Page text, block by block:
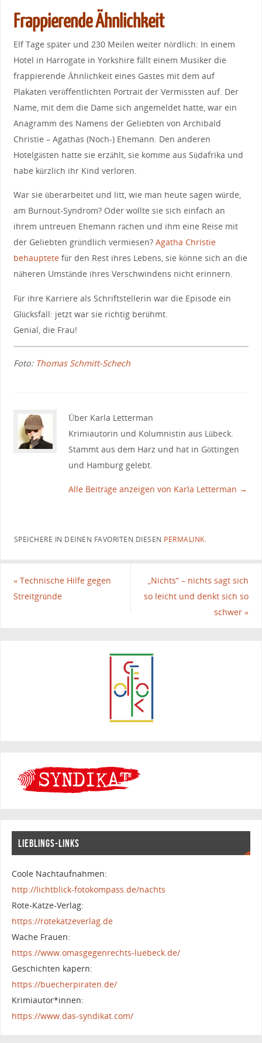
Frappierende Ähnlichkeit
Elf Tage später und 230 Meilen weiter nördlich: In einem
Hotel in Harrogate in Yorkshire fällt einem Musiker die
frappierende Ähnlichkeit eines Gastes mit dem auf
Plakaten veröffentlichten Portrait der Vermissten auf. Der
Name, mit dem die Dame sich angemeldet hatte, war ein
Anagramm des Namens der Geliebten von Archibald
Christie – Agathas (Noch-) Ehemann. Den anderen
Hotelgästen hatte sie erzählt, sie komme aus Südafrika und
habe kürzlich ihr Kind verloren.
War sie überarbeitet und litt, wie man heute sagen würde,
am Burnout-Syndrom? Oder wollte sie sich einfach an
ihrem untreuen Ehemann rächen und ihm eine Reise mit
der Geliebten gründlich vermiesen? Agatha Christie
behauptetefür den Rest ihres Lebens, sie könne sich an die
näheren Umstände ihres Verschwindens nicht erinnern.
Für ihre Karriere als Schriftstellerin war die Episode ein
Glücksfall: jetzt war sie richtig berühmt.
Genial, die Frau!
Foto: Thomas Schmitt-Schech
Über Karla Letterman
Krimiautorin und Kolumnistin aus Lübeck.
Stammt aus dem Harz und hat in Göttingen
und Hamburg gelebt.
Alle Beiträge anzeigen von Karla Letterman →
SPEICHERE IN DEINEN FAVORITEN DIESEN PERMALINK.
«Technische Hilfe gegen
Streitgründe
„Nichts“ – nichts sagt sich
so leicht und denkt sich so
schwer»
LIEBLINGS-LINKS
Coole Nachtaufnahmen:
http://lichtblick-fotokompass.de/nachts
Rote-Katze-Verlag:
https://rotekatzeverlag.de
Wache Frauen:
https://www.omasgegenrechts-luebeck.de/
Geschichten kapern:
https://buecherpiraten.de/
Krimiautor*innen:
https://www.das-syndikat.com/